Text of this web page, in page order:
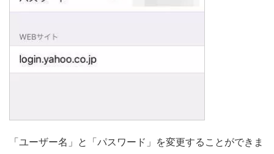
「ユーザー名」と「パスワード」を変更することができま